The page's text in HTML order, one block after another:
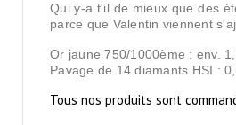
Qui y-a t'il de mieux que des
parce que Valentin viennent
Or jaune 750/1000ème : env.
Pavage de 14 diamants HSI :
Tous nos produits sont